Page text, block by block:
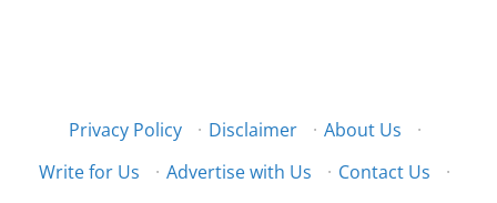
Privacy Policy · Disclaimer · About Us
·
Write for Us
· Advertise with Us · Contact Us
·